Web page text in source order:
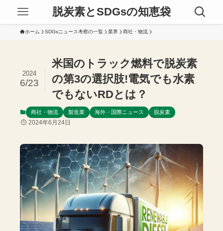
脱炭素とSDGsの知恵袋
ホーム SDGsニュース考察の一覧 業界 商社・物流
米国のトラック燃料で脱炭素
の第3の選択肢!電気でも水素
でもないRDとは？
2024
6/23
商社・物流 製造業 海外・国際ニュース 脱炭素
2024年6月24日